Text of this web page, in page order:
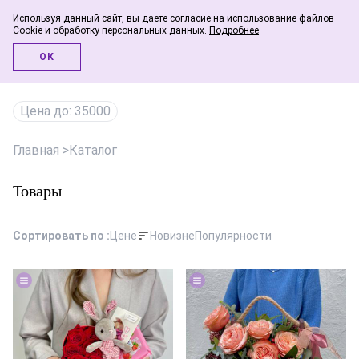
Цена до: 35000
Главная >Каталог
Товары
Сортировать по : Цене НовизнеПопулярности
Используя данный сайт, вы даете согласие на использование файлов
Cookie и обработку персональных данных. Подробнее
ОК